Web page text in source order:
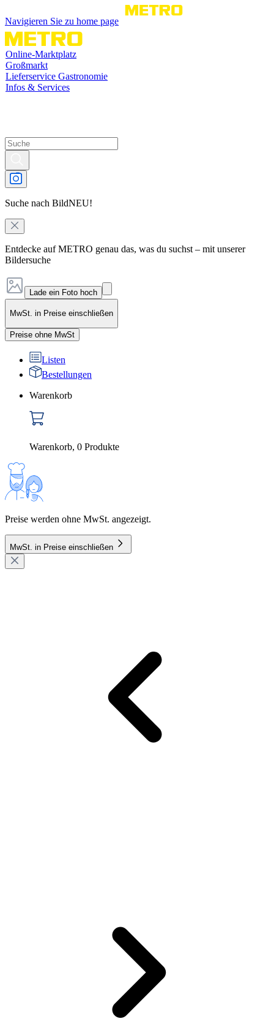
Navigieren Sie zu home page
Online-Marktplatz
Großmarkt
Lieferservice Gastronomie
Infos & Services
Suche nach BildNEU!
Entdecke auf METRO genau das, was du suchst – mit unserer
Bildersuche
Lade ein Foto hoch
MwSt. in Preise einschließen
Preise ohne MwSt
Listen
Bestellungen
Warenkorb
Warenkorb, 0 Produkte
Preise werden ohne MwSt. angezeigt.
MwSt. in Preise einschließen